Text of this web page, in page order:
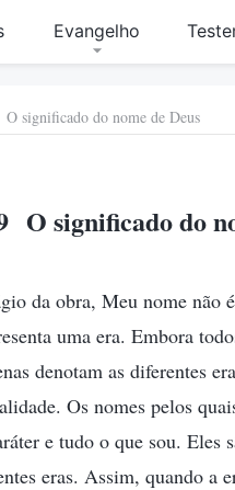
Evangelho
significado do nome de Deus
O significado do
da obra, Meu nome
uma era. Embora
denotam as diferentes
Os nomes pelos
e tudo o que sou. Eles
eras. Assim, quando